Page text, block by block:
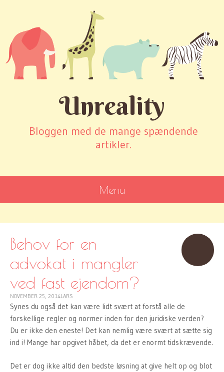
Unreality
Bloggen med de mange spændende
artikler.
Menu
CONTENT
Behov for en
advokat i mangler
ved fast ejendom?
NOVEMBER 25, 2014LARS
Synes du også det kan være lidt svært at forstå alle de
forskellige regler og normer inden for den juridiske verden?
Du er ikke den eneste! Det kan nemlig være svært at sætte sig
ind i! Mange har opgivet håbet, da det er enormt tidskrævende.
Det er dog ikke altid den bedste løsning at give helt op og blot